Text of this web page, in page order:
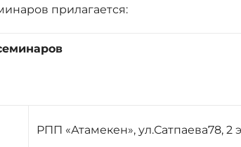
прилагается:
РПП «Атамекен», ул.Сатпаева78, 2